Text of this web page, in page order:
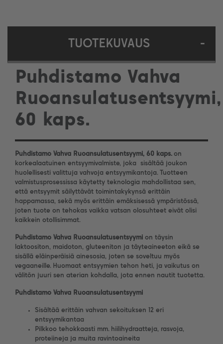
TUOTEKUVAUS -
Puhdistamo Vahva
Ruoansulatusentsyymi,
60 kaps.
Puhdistamo Vahva Ruoansulatusentsyymi, 60 kaps. on
korkealaatuinen entsyymivalmiste, joka
sisältää joukon
huolellisesti valittuja vahvoja entsyymikantoja. Tuotteen
valmistusprosessissa käytetty teknologia mahdollistaa sen,
että entsyymit säilyttävät toimintakykynsä erittäin
happamassa, sekä myös erittäin emäksisessä ympäristössä,
joten tuote on tehokas vaikka vatsan olosuhteet eivät olisi
kaikkein otollisimmat.
Puhdistamo Vahva Ruoansulatusentsyymi on täysin
laktoositon, maidoton, gluteeniton ja täyteaineeton eikä se
sisällä eläinperäisiä ainesosia, joten se soveltuu myös
vegaaneille. Huomaat entsyymien tehon heti, ja vaikutus on
välitön juuri sen aterian kohdalla, jota ennen nautit tuotetta.
Puhdistamo Vahva Ruoansulatusentsyymi
Sisältää erittäin vahvan sekoituksen 12 eri
entsyymikantaa
Pilkkoo tehokkaasti mm. hiilihydraatteja, rasvoja,
proteiineja ja muita ravintoaineita